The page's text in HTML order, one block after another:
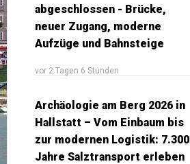
abgeschlossen - Brücke,
neuer Zugang, moderne
Aufzüge und Bahnsteige
vor 2 Tagen 6 Stunden
Archäologie am Berg 2026 in
Hallstatt – Vom Einbaum bis
zur modernen Logistik: 7.300
Jahre Salztransport erleben